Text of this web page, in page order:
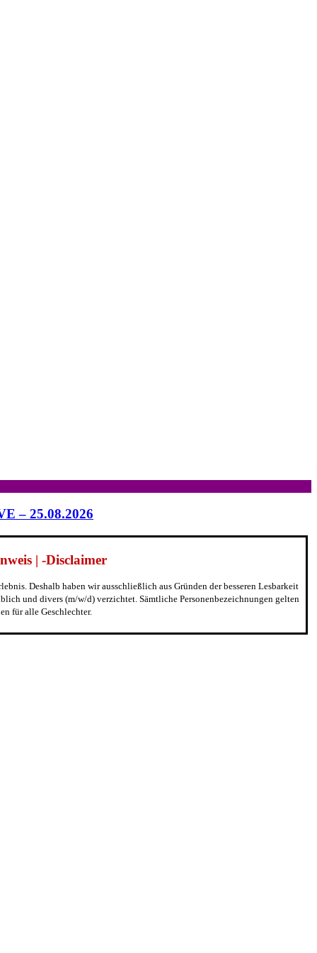
– 25.08.2026
| -Disclaimer
Deshalb haben wir ausschließlich aus Gründen der besseren Lesbarkeit
und divers (m/w/d) verzichtet. Sämtliche Personenbezeichnungen gelten
für alle Geschlechter.